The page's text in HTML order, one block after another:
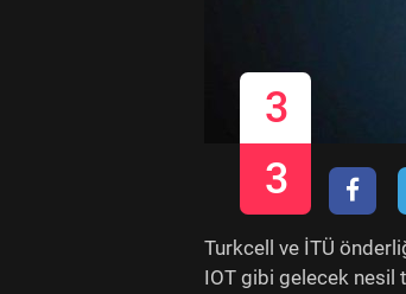
3
3
Turkcell ve İTÜ
IOT gibi gelecek nesil